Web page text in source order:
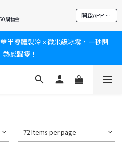
購物金 開啟APP 享隱藏優惠
金✨再享消費回饋無極限
刮鬍刀、按摩家電、電動牙刷、藍芽
一個驚喜大禮包
半導體製冷 x 微米級冰霧，一秒開
熱感歸零！
金✨再享消費回饋無極限
72 Items per page